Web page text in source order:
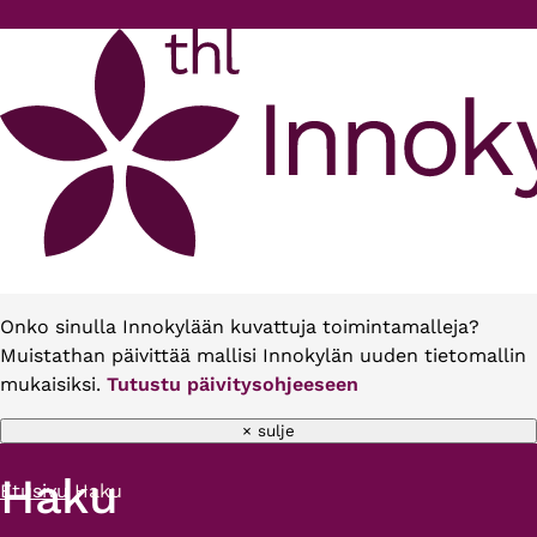
Onko sinulla Innokylään kuvattuja toimintamalleja?
Muistathan päivittää mallisi Innokylän uuden tietomallin
mukaisiksi. Tutustu päivitysohjeeseen
× sulje
Murupolku
Etusivu Haku
Haku